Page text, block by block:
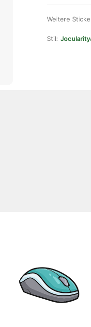
Weitere
Stil: